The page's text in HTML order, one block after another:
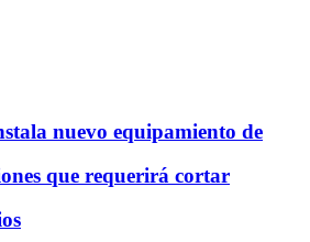
nuevo equipamiento de
que requerirá cortar